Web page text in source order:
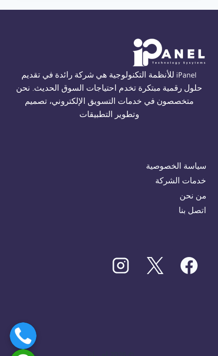
01554305486
iPanel للأنظمة التكنولوجية هي شركة رائدة في تقديم
حلول رقمية مبتكرة تخدم احتياجات السوق الحديث. نحن
متخصصون في خدمات التسويق الإلكتروني، تصميم
وتطوير التطبيقات
سياسة الخصوصية
خدمات الشركة
من نحن
اتصل بنا